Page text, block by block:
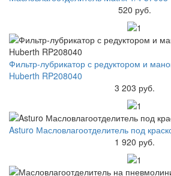
520 руб.
Фильтр-лубрикатор с редуктором и
Huberth RP208040
3 203 руб.
Asturo Масловлагоотделитель под
1 920 руб.